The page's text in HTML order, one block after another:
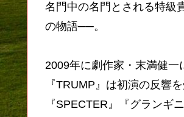
名門中の名門とされる特級
の物語──。
2009年に劇作家・末満健一
『TRUMP』は初演の反響
『SPECTER』『グランギ